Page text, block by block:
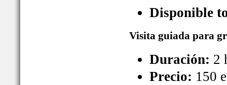
Disponible
Visita guiada para
Duración: 2
Precio: 150